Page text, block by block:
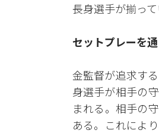
長身選手が揃って
セットプレーを
金監督が追求す
身選手が相手の
まれる。相手の
ある。これによ